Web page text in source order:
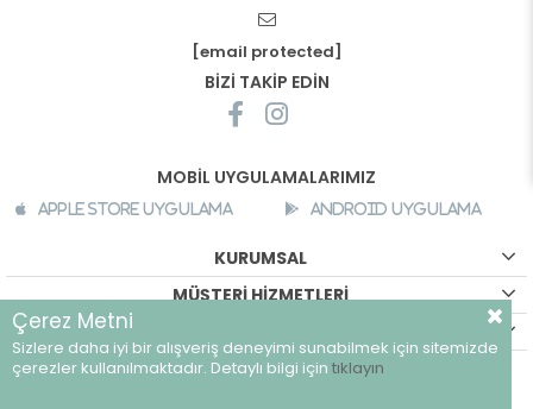
[email protected]
BİZİ TAKİP EDİN
MOBİL UYGULAMALARIMIZ
Apple Store Uygulama Android Uygulama
KURUMSAL
MÜŞTERİ HİZMETLERİ
©breeze.com.tr - Tüm hakları saklıdır.
Çerez Metni
Sizlere daha iyi bir alışveriş deneyimi sunabilmek için sitemizde
çerezler kullanılmaktadır. Detaylı bilgi için tıklayın